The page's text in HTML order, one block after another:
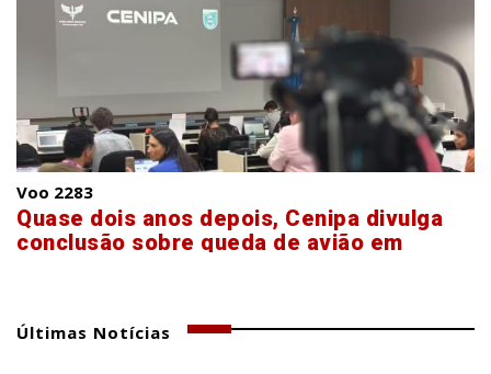
Voo 2283
Quase dois anos depois, Cenipa divulga
conclusão sobre queda de avião em
Últimas Notícias